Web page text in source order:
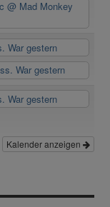
@ Mad Monkey
War gestern
War gestern
War gestern
Kalender anzeigen